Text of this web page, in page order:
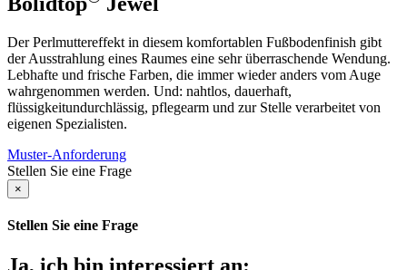
Der Perlmuttereffekt in diesem komfortablen Fußbodenfinish gibt
der Ausstrahlung eines Raumes eine sehr überraschende Wendung.
Lebhafte und frische Farben, die immer wieder anders vom Auge
wahrgenommen werden. Und: nahtlos, dauerhaft,
flüssigkeitundurchlässig, pflegearm und zur Stelle verarbeitet von
eigenen Spezialisten.
Muster-Anforderung
Stellen Sie eine Frage
×
Stellen Sie eine Frage
Ja, ich bin interessiert an: